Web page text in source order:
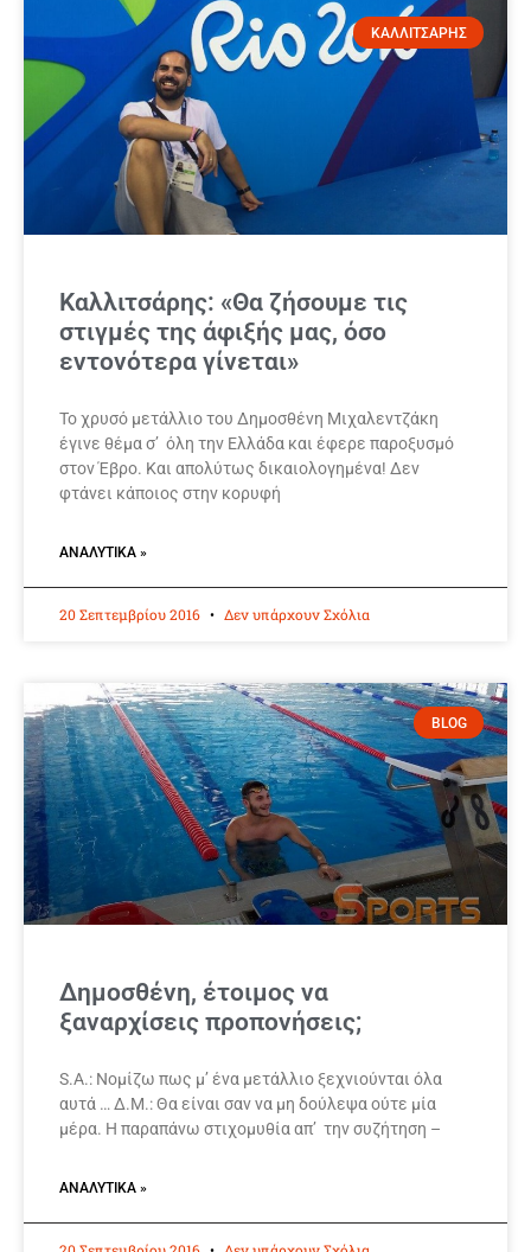
ΚΑΛΛΙΤΣΑΡΗΣ
Καλλιτσάρης: «Θα ζήσουμε τις
στιγμές της άφιξής μας, όσο
εντονότερα γίνεται»
Το χρυσό μετάλλιο του Δημοσθένη Μιχαλεντζάκη
έγινε θέμα σ’ όλη την Ελλάδα και έφερε παροξυσμό
στον Έβρο. Και απολύτως δικαιολογημένα! Δεν
φτάνει κάποιος στην κορυφή
ΑΝΑΛΥΤΙΚΆ »
20 Σεπτεμβρίου 2016 Δεν υπάρχουν Σχόλια
BLOG
Δημοσθένη, έτοιμος να
ξαναρχίσεις προπονήσεις;
S.A.: Νομίζω πως μ’ ένα μετάλλιο ξεχνιούνται όλα
αυτά … Δ.Μ.: Θα είναι σαν να μη δούλεψα ούτε μία
μέρα. Η παραπάνω στιχομυθία απ’ την συζήτηση –
ΑΝΑΛΥΤΙΚΆ »